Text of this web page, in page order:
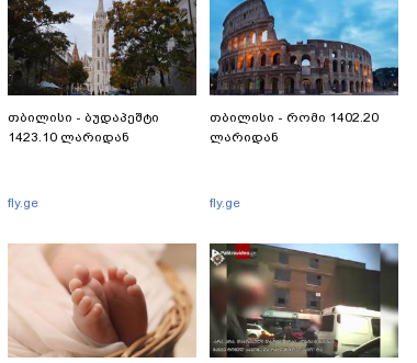
თბილისი - ბუდაპეშტი
1423.10 ლარიდან
fly.ge
თბილისი - რომი 1402.20
ლარიდან
fly.ge